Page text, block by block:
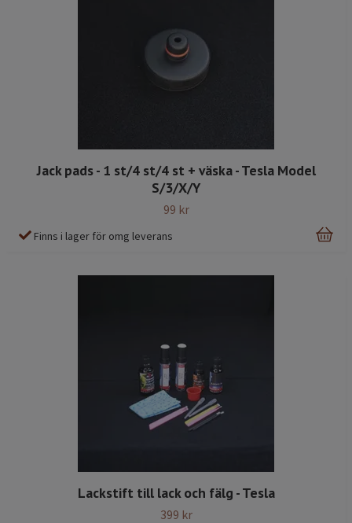
Jack pads - 1 st/4 st/4 st + väska - Tesla Model
S/3/X/Y
99 kr
Finns i lager för omg leverans
Lackstift till lack och fälg - Tesla
399 kr